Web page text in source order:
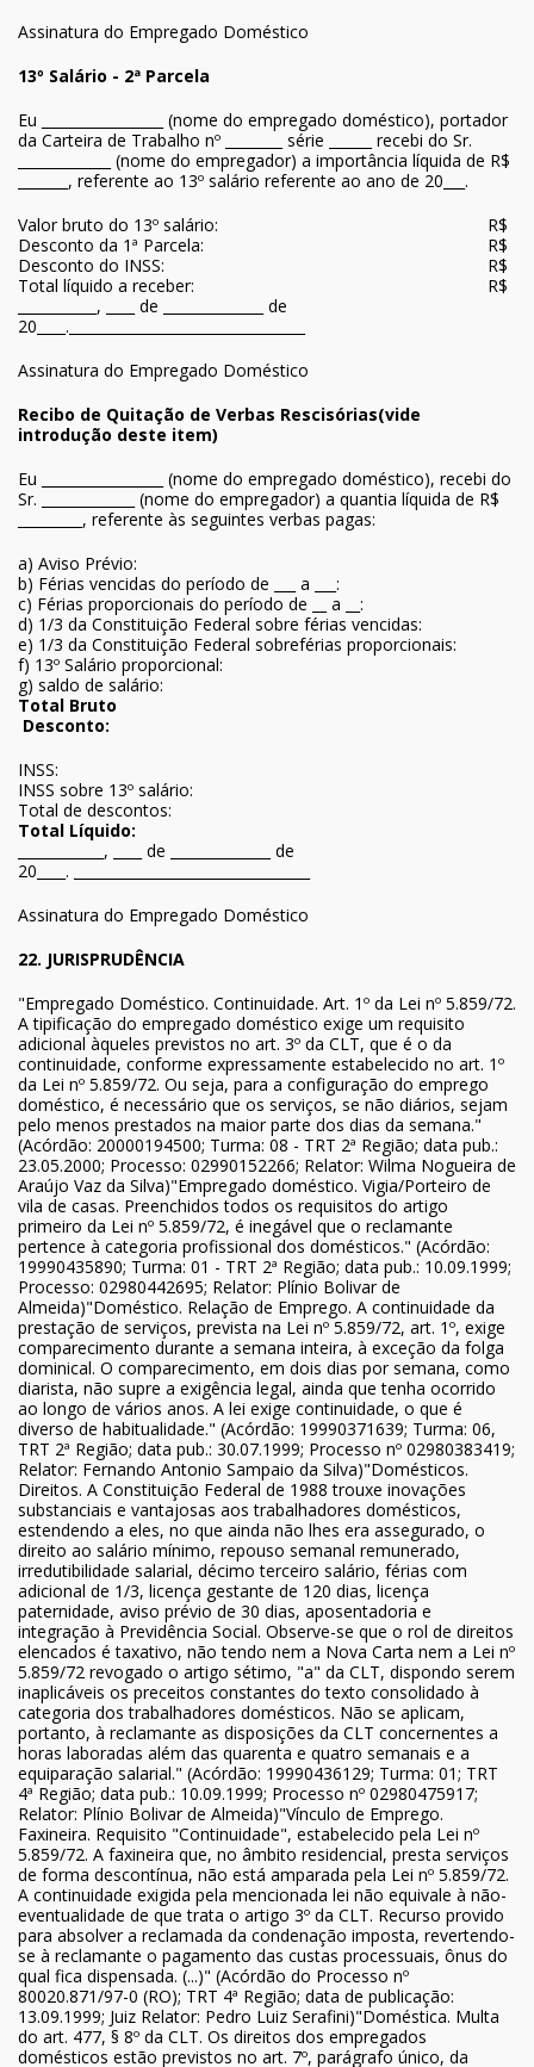
Assinatura do Empregado Doméstico
13º Salário - 2ª Parcela
Eu _________________ (nome do empregado doméstico), portador
da Carteira de Trabalho nº ________ série ______ recebi do Sr.
_____________ (nome do empregador) a importância líquida de R$
_______, referente ao 13º salário referente ao ano de 20___.
Valor bruto do 13º salário:
R$
Desconto da 1ª Parcela:
R$
Desconto do INSS:
R$
Total líquido a receber:
R$
___________, ____ de ______________ de
20____._________________________________
Assinatura do Empregado Doméstico
Recibo de Quitação de Verbas Rescisórias(vide
introdução deste item)
Eu _________________ (nome do empregado doméstico), recebi do
Sr. _____________ (nome do empregador) a quantia líquida de R$
_________, referente às seguintes verbas pagas:
a) Aviso Prévio:
b) Férias vencidas do período de ___ a ___:
c) Férias proporcionais do período de __ a __:
d) 1/3 da Constituição Federal sobre férias vencidas:
e) 1/3 da Constituição Federal sobreférias proporcionais:
f) 13º Salário proporcional:
g) saldo de salário:
Total Bruto
Desconto:
INSS:
INSS sobre 13º salário:
Total de descontos:
Total Líquido:
____________, ____ de ______________ de
20____. _________________________________
Assinatura do Empregado Doméstico
22. JURISPRUDÊNCIA
"Empregado Doméstico. Continuidade. Art. 1º da Lei nº 5.859/72.
A tipificação do empregado doméstico exige um requisito
adicional àqueles previstos no art. 3º da CLT, que é o da
continuidade, conforme expressamente estabelecido no art. 1º
da Lei nº 5.859/72. Ou seja, para a configuração do emprego
doméstico, é necessário que os serviços, se não diários, sejam
pelo menos prestados na maior parte dos dias da semana."
(Acórdão: 20000194500; Turma: 08 - TRT 2ª Região; data pub.:
23.05.2000; Processo: 02990152266; Relator: Wilma Nogueira de
Araújo Vaz da Silva)"Empregado doméstico. Vigia/Porteiro de
vila de casas. Preenchidos todos os requisitos do artigo
primeiro da Lei nº 5.859/72, é inegável que o reclamante
pertence à categoria profissional dos domésticos." (Acórdão:
19990435890; Turma: 01 - TRT 2ª Região; data pub.: 10.09.1999;
Processo: 02980442695; Relator: Plínio Bolivar de
Almeida)"Doméstico. Relação de Emprego. A continuidade da
prestação de serviços, prevista na Lei nº 5.859/72, art. 1º, exige
comparecimento durante a semana inteira, à exceção da folga
dominical. O comparecimento, em dois dias por semana, como
diarista, não supre a exigência legal, ainda que tenha ocorrido
ao longo de vários anos. A lei exige continuidade, o que é
diverso de habitualidade." (Acórdão: 19990371639; Turma: 06,
TRT 2ª Região; data pub.: 30.07.1999; Processo nº 02980383419;
Relator: Fernando Antonio Sampaio da Silva)"Domésticos.
Direitos. A Constituição Federal de 1988 trouxe inovações
substanciais e vantajosas aos trabalhadores domésticos,
estendendo a eles, no que ainda não lhes era assegurado, o
direito ao salário mínimo, repouso semanal remunerado,
irredutibilidade salarial, décimo terceiro salário, férias com
adicional de 1/3, licença gestante de 120 dias, licença
paternidade, aviso prévio de 30 dias, aposentadoria e
integração à Previdência Social. Observe-se que o rol de direitos
elencados é taxativo, não tendo nem a Nova Carta nem a Lei nº
5.859/72 revogado o artigo sétimo, "a" da CLT, dispondo serem
inaplicáveis os preceitos constantes do texto consolidado à
categoria dos trabalhadores domésticos. Não se aplicam,
portanto, à reclamante as disposições da CLT concernentes a
horas laboradas além das quarenta e quatro semanais e a
equiparação salarial." (Acórdão: 19990436129; Turma: 01; TRT
4ª Região; data pub.: 10.09.1999; Processo nº 02980475917;
Relator: Plínio Bolivar de Almeida)"Vínculo de Emprego.
Faxineira. Requisito "Continuidade", estabelecido pela Lei nº
5.859/72. A faxineira que, no âmbito residencial, presta serviços
de forma descontínua, não está amparada pela Lei nº 5.859/72.
A continuidade exigida pela mencionada lei não equivale à não-
eventualidade de que trata o artigo 3º da CLT. Recurso provido
para absolver a reclamada da condenação imposta, revertendo-
se à reclamante o pagamento das custas processuais, ônus do
qual fica dispensada. (...)" (Acórdão do Processo nº
80020.871/97-0 (RO); TRT 4ª Região; data de publicação:
13.09.1999; Juiz Relator: Pedro Luiz Serafini)"Doméstica. Multa
do art. 477, § 8º da CLT. Os direitos dos empregados
domésticos estão previstos no art. 7º, parágrafo único, da